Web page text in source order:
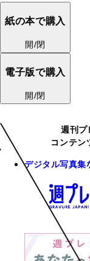
紙の本で購入
開/閉
電子版で購入
開/閉
週刊プ
コンテン
デジタル写真集